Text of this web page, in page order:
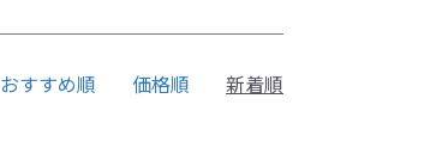
おすすめ順 価格順 新着順